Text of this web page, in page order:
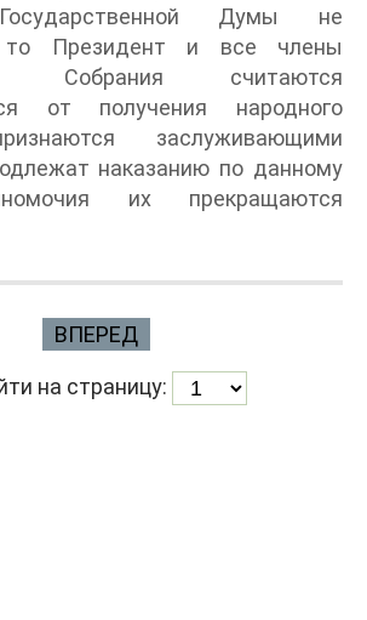
Думы не
то Президент и все члены
Собрания считаются
от получения народного
заслуживающими
наказанию по данному
их прекращаются
ВПЕРЕД
на страницу: